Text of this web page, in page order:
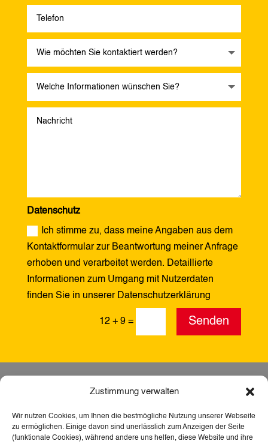
Zustimmung verwalten
Wir nutzen Cookies, um Ihnen die bestmögliche Nutzung unserer Webseite
zu ermöglichen. Einige davon sind unerlässlich zum Anzeigen der Seite
(funktionale Cookies), während andere uns helfen, diese Website und ihre
Datenschutz
Ich stimme zu, dass meine Angaben aus dem
Kontaktformular zur Beantwortung meiner Anfrage
erhoben und verarbeitet werden. Detaillierte
Informationen zum Umgang mit Nutzerdaten
finden Sie in unserer Datenschutzerklärung
12 + 9 = Senden